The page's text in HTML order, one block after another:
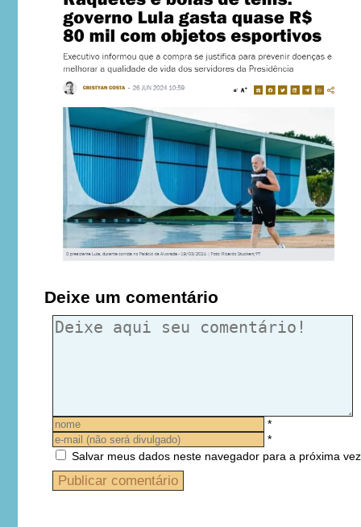
Deixe um comentário
*
*
Salvar meus dados neste navegador para a próxima